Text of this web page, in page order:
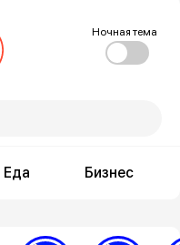
Ночная тема
Еда Бизнес